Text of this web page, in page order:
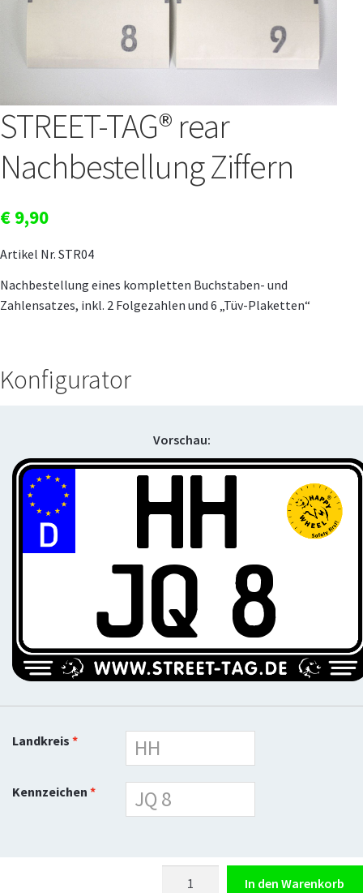
Über Happy Wheel
Philosophie
Geschichte
Kontakt
STREET-TAG® rear
Nachbestellung Ziffern
€ 9,90
Artikel Nr. STR04
Nachbestellung eines kompletten Buchstaben- und
Zahlensatzes, inkl. 2 Folgezahlen und 6 „Tüv-Plaketten“
Konfigurator
Vorschau:
HH
JQ 8
Landkreis
Kennzeichen
In den Warenkorb